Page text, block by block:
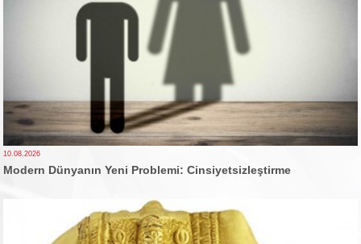
10.08.2026
Modern Dünyanın Yeni Problemi: Cinsiyetsizleştirme